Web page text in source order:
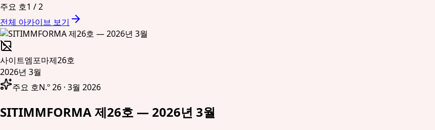
주요 호1 /2
전체 아카이브 보기
사이트엠포마제26호
2026년 3월
주요 호N.º 26 · 3월 2026
SITIMMFORMA 제26호 — 2026년 3월